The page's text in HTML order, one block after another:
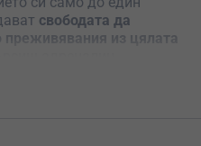
свободата да
из цялата
различно, можеш да